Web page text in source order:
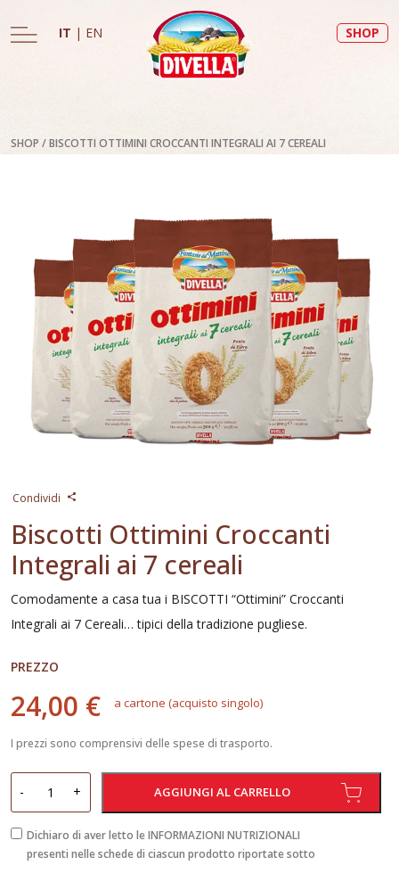
IT | EN SHOP
SHOP /BISCOTTI OTTIMINI CROCCANTI INTEGRALI AI 7 CEREALI
Condividi
Biscotti Ottimini Croccanti
Integrali ai 7 cereali
Comodamente a casa tua i BISCOTTI “Ottimini” Croccanti
Integrali ai 7 Cereali… tipici della tradizione pugliese.
PREZZO
24,00 € a cartone (acquisto singolo)
I prezzi sono comprensivi delle spese di trasporto.
-
Ottimini
Croccanti
Integrali
+ AGGIUNGI AL CARRELLO
Dichiaro di aver letto le INFORMAZIONI NUTRIZIONALI
presenti nelle schede di ciascun prodotto riportate sotto